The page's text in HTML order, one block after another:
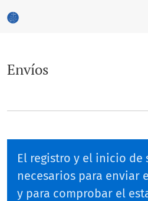
Envíos
El registro y el inicio de
necesarios para enviar
y para comprobar el